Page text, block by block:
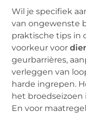
Wil je specifiek
van ongewenste
praktische tips in
voorkeur voor
geurbarrières,
verleggen van
harde ingrepen.
het
En voor